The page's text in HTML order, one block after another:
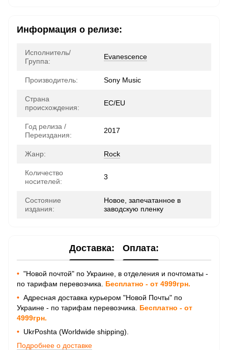
Информация о релизе:
Исполнитель/
Группа:
Evanescence
Производитель: Sony Music
Страна
происхождения:
ЕС/EU
Год релиза /
Переиздания:
2017
Жанр: Rock
Количество
носителей:
3
Состояние
издания:
Новое, запечатанное в
заводскую пленку
Доставка: Оплата:
• "Новой почтой" по Украине, в отделения и почтоматы -
по тарифам перевозчика. Бесплатно - от 4999грн.
• Адресная доставка курьером "Новой Почты" по
Украине - по тарифам перевозчика. Бесплатно - от
4999грн.
• UkrPoshta (Worldwide shipping).
Подробнее о доставке